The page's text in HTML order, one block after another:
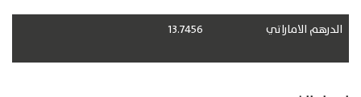
الدرهم الاماراتي 13.7456